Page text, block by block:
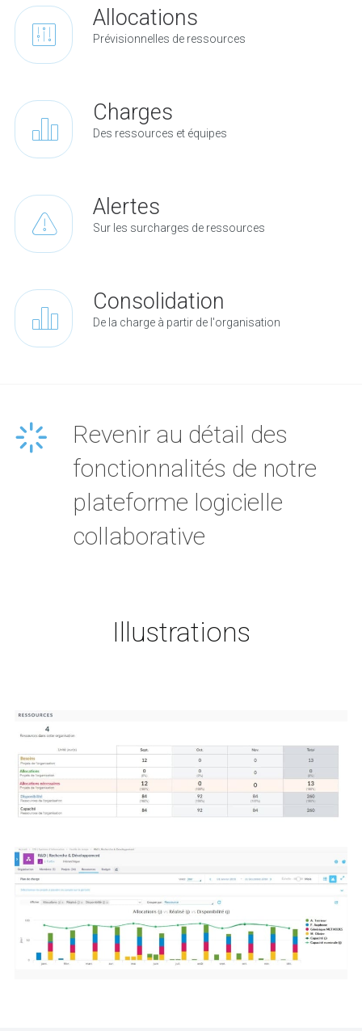
Allocations
Prévisionnelles de ressources
Charges
Des ressources et équipes
Alertes
Sur les surcharges de ressources
Consolidation
De la charge à partir de l'organisation
Revenir au détail des
fonctionnalités de notre
plateforme logicielle
collaborative
Illustrations